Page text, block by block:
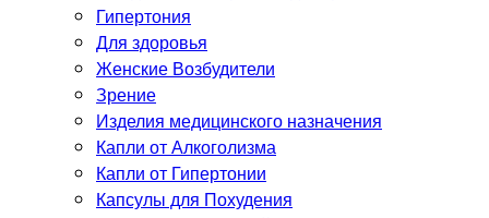
Гипертония
Для здоровья
Женские Возбудители
Зрение
Изделия медицинского назначения
Капли от Алкоголизма
Капли от Гипертонии
Капсулы для Похудения